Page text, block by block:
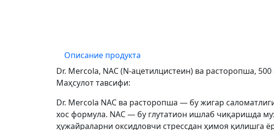
Описание продукта
Dr. Mercola, NAC (N-ацетилцистеин) ва расторопша, 500
Маҳсулот тавсифи:
Dr. Mercola NAC ва расторопша — бу жигар
хос формула. NAC — бу глутатион ишлаб чиқаришда
ҳужайраларни оксидловчи стрессдан ҳимоя қилишга